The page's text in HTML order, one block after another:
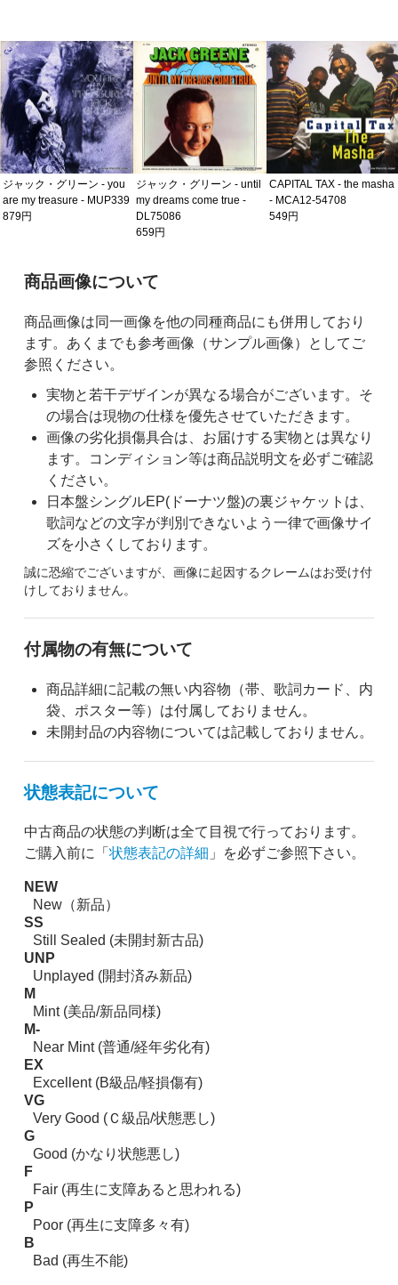
ジャック・グリーン - you
are my treasure - MUP339
879円
ジャック・グリーン - until
my dreams come true -
DL75086
659円
CAPITAL TAX - the masha
- MCA12-54708
549円
ご購入前の注意事項
商品画像について
商品画像は同一画像を他の同種商品にも併用しており
ます。あくまでも参考画像（サンプル画像）としてご
参照ください。
実物と若干デザインが異なる場合がございます。そ
の場合は現物の仕様を優先させていただきます。
画像の劣化損傷具合は、お届けする実物とは異なり
ます。コンディション等は商品説明文を必ずご確認
ください。
日本盤シングルEP(ドーナツ盤)の裏ジャケットは、
歌詞などの文字が判別できないよう一律で画像サイ
ズを小さくしております。
誠に恐縮でございますが、画像に起因するクレームはお受け付
けしておりません。
付属物の有無について
商品詳細に記載の無い内容物（帯、歌詞カード、内
袋、ポスター等）は付属しておりません。
未開封品の内容物については記載しておりません。
状態表記について
中古商品の状態の判断は全て目視で行っております。
ご購入前に「 状態表記の詳細 」を必ずご参照下さい。
NEW
New（新品）
SS
Still Sealed (未開封新古品)
UNP
Unplayed (開封済み新品)
M
Mint (美品/新品同様)
M-
Near Mint (普通/経年劣化有)
EX
Excellent (B級品/軽損傷有)
VG
Very Good (Ｃ級品/状態悪し)
G
Good (かなり状態悪し)
F
Fair (再生に支障あると思われる)
P
Poor (再生に支障多々有)
B
Bad (再生不能)